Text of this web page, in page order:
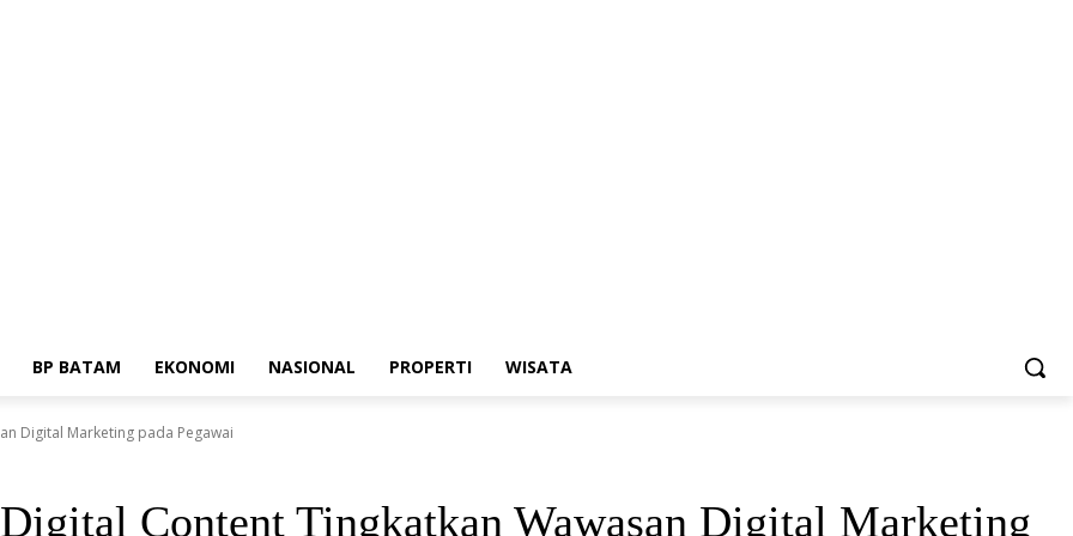
BP BATAM EKONOMI NASIONAL PROPERTI WISATA
Digital Marketing pada Pegawai
Content Tingkatkan Wawasan Digital Marketing